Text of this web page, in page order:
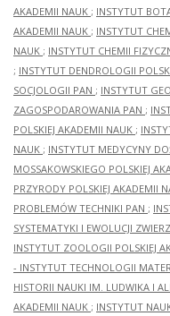
AKADEMII NAUK ; INSTYTUT
AKADEMII NAUK ; INSTYTUT
NAUK ; INSTYTUT CHEMII
; INSTYTUT DENDROLOGII
SOCJOLOGII PAN ; INSTYTUT
ZAGOSPODAROWANIA PAN ;
POLSKIEJ AKADEMII NAUK ;
NAUK ; INSTYTUT MEDYCYNY
MOSSAKOWSKIEGO POLSKIEJ
PRZYRODY POLSKIEJ AKADEMII
PROBLEMÓW TECHNIKI PAN ;
SYSTEMATYKI I EWOLUCJI
INSTYTUT ZOOLOGII POLSKIEJ
- INSTYTUT TECHNOLOGII
HISTORII NAUKI IM. LUDWIKA I
AKADEMII NAUK ; INSTYTUT